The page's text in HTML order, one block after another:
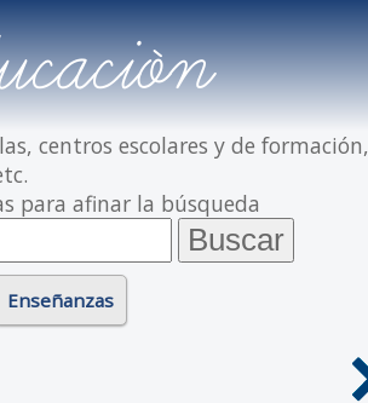
centros escolares y de formación,
para afinar la búsqueda
Enseñanzas